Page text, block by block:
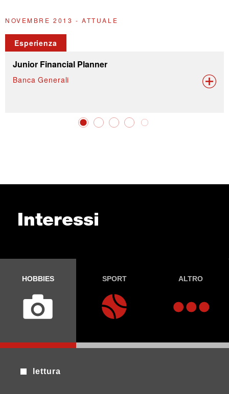
NOVEMBRE 2013 - ATTUALE
Esperienza
Junior Financial Planner
Banca Generali
Interessi
HOBBIES SPORT ALTRO
lettura